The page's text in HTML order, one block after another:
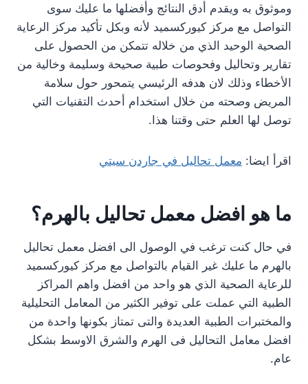
وموثوق به ويقدم أدق النتائج وأفضلها ما عليك سوى
التواصل مع مركز كيوركسميد لأنه وبكل تأكيد مركز الرعاية
الصحية الوحيد الذي من خلاله تتمكن من الحصول على
تقارير وتحاليل وفحوصات طبية صحيحة وسليمة وخالية من
الأخطاء وذلك لان هدفه الرئيسي يتمحور حول سلامة
المريض وصحته من خلال استخدام أحدث التقنيات التي
توصل لها العلم حتى وقتنا هذا.
اقرأ ايضا: معمل تحاليل في جاردن سيتي
ما هو افضل معمل تحاليل بالهرم؟
في حال كنت ترغب في الوصول الى افضل معمل تحاليل
بالهرم ما عليك غير القيام بالتواصل مع مركز كيوركسميد
للرعاية الصحية الذي هو واحد من افضل واهم المراكز
الطبية التي عملت على توفير الكثير من المعامل التحليلية
والمختبرات الطبية العديدة والتى تمتاز بكونها واحدة من
افضل معامل التحاليل فى الهرم والشرق الاوسط بشكل
عام.